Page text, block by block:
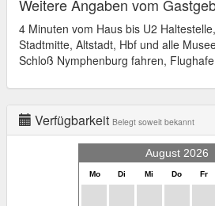
Weitere Angaben vom
4 Minuten vom Haus bis U2
Stadtmitte, Altstadt, Hbf und alle
Schloß Nymphenburg fahren,
Verfügbarkeit Belegt soweit bekannt
August 2026
Mo Di Mi Do Fr